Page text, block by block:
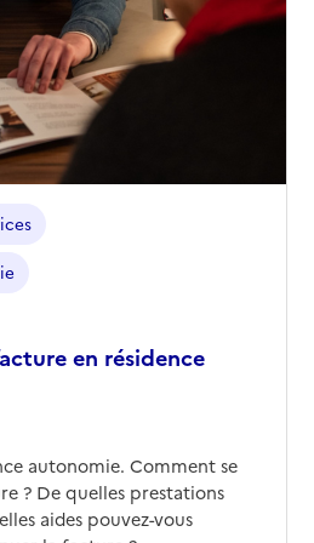
Le Clos du Noyer
Deux Eaux
Voir les prix et prestations
en résidence
autonomie. Comment se
? De quelles prestations
aides pouvez-vous